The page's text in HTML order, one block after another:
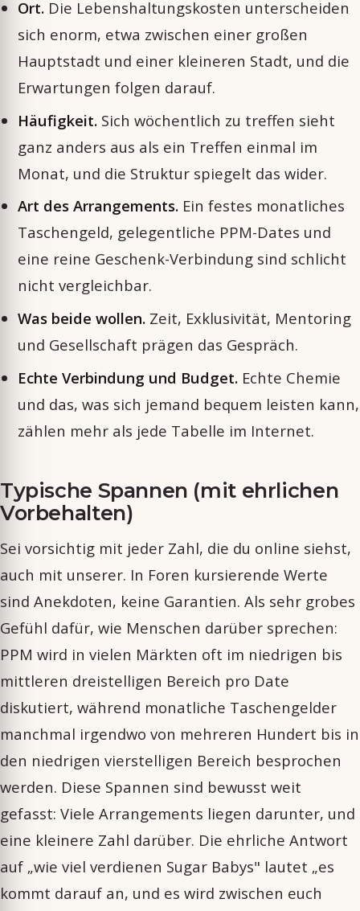
Ort. Die Lebenshaltungskosten unterscheiden
sich enorm, etwa zwischen einer großen
Hauptstadt und einer kleineren Stadt, und die
Erwartungen folgen darauf.
Häufigkeit. Sich wöchentlich zu treffen sieht
ganz anders aus als ein Treffen einmal im
Monat, und die Struktur spiegelt das wider.
Art des Arrangements. Ein festes monatliches
Taschengeld, gelegentliche PPM-Dates und
eine reine Geschenk-Verbindung sind schlicht
nicht vergleichbar.
Was beide wollen. Zeit, Exklusivität, Mentoring
und Gesellschaft prägen das Gespräch.
Echte Verbindung und Budget. Echte Chemie
und das, was sich jemand bequem leisten kann,
zählen mehr als jede Tabelle im Internet.
Typische Spannen (mit ehrlichen
Vorbehalten)
Sei vorsichtig mit jeder Zahl, die du online siehst,
auch mit unserer. In Foren kursierende Werte
sind Anekdoten, keine Garantien. Als sehr grobes
Gefühl dafür, wie Menschen darüber sprechen:
PPM wird in vielen Märkten oft im niedrigen bis
mittleren dreistelligen Bereich pro Date
diskutiert, während monatliche Taschengelder
manchmal irgendwo von mehreren Hundert bis in
den niedrigen vierstelligen Bereich besprochen
werden. Diese Spannen sind bewusst weit
gefasst: Viele Arrangements liegen darunter, und
eine kleinere Zahl darüber. Die ehrliche Antwort
auf „wie viel verdienen Sugar Babys" lautet „es
kommt darauf an, und es wird zwischen euch